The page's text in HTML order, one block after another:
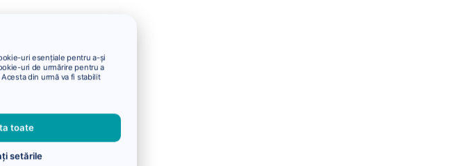
uri esențiale pentru a-și
uri de urmărire pentru a
din urmă va fi stabilit
toate
setările